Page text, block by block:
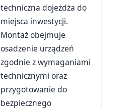
techniczna dojeżdża do
miejsca inwestycji.
Montaż obejmuje
osadzenie urządzeń
zgodnie z wymaganiami
technicznymi oraz
przygotowanie do
bezpiecznego